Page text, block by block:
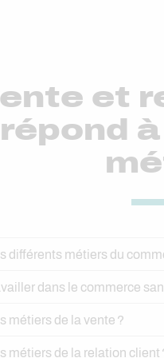
et
différents métiers du
dans le commerce
métiers de la vente ?
métiers de la relation client